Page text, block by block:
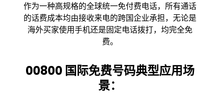
作为一种高规格的全球统一免付费电话，所有通话
的话费成本均由接收来电的跨国企业承担，无论是
海外买家使用手机还是固定电话拨打，均完全免
费。
00800 国际免费号码典型应用场
景：